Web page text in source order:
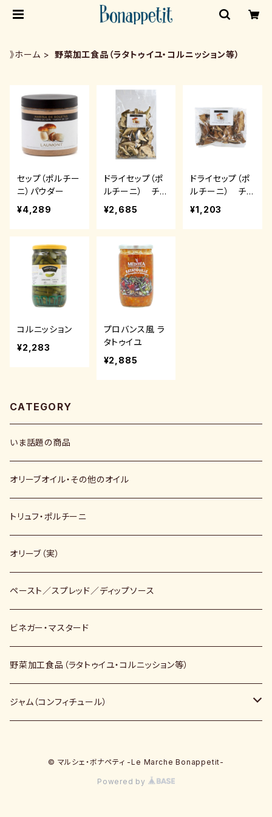
》ホーム 野菜加工食品（ラタトゥイユ・コルニッション等）
セップ（ポルチー
ニ）パウダー
¥4,289
ドライセップ（ポ
ルチーニ） チョ
イス 50g
¥2,685
ドライセップ（ポ
ルチーニ） チョ
イス 20g
¥1,203
コルニッション
¥2,283
プロバンス風 ラ
タトゥイユ
¥2,885
CATEGORY
いま話題の商品
オリーブオイル・その他のオイル
トリュフ・ポルチーニ
オリーブ（実）
ペースト／スプレッド／ディップソース
ビネガー・マスタード
野菜加工食品（ラタトゥイユ・コルニッション等）
ジャム（コンフィチュール）
© マルシェ・ボナペティ -Le Marche Bonappetit-
Powered by